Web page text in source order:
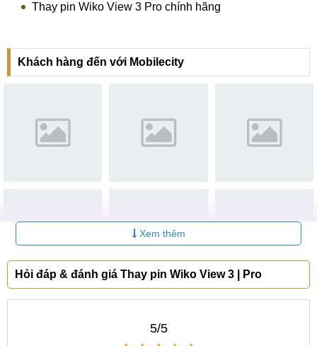
Thay pin Wiko View 3 Pro chính hãng
Khách hàng đến với Mobilecity
Xem thêm
Hỏi đáp & đánh giá Thay pin Wiko View 3 | Pro
5/5